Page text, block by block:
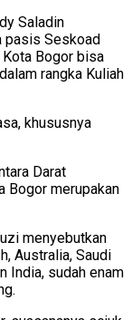
Saladin
pasis Seskoad
Kota Bogor bisa
rangka Kuliah
khususnya
Darat
Bogor merupakan
menyebutkan
Australia, Saudi
India, sudah enam